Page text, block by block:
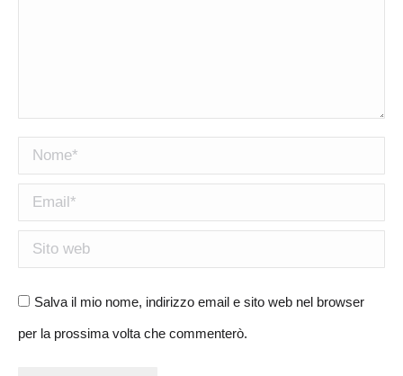
Nome *
Email *
Sito web
Salva il mio nome, indirizzo email e sito web nel browser
per la prossima volta che commenterò.